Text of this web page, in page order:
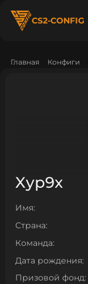
CS2-CONFIG
Главная Конфиги
Xyp9x
Имя:
Страна:
Команда:
Дата рождения:
Призовой фонд: